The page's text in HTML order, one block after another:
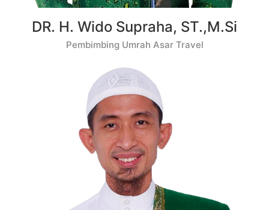
DR. H. Wido Supraha, ST.,M.Si
Pembimbing Umrah Asar Travel